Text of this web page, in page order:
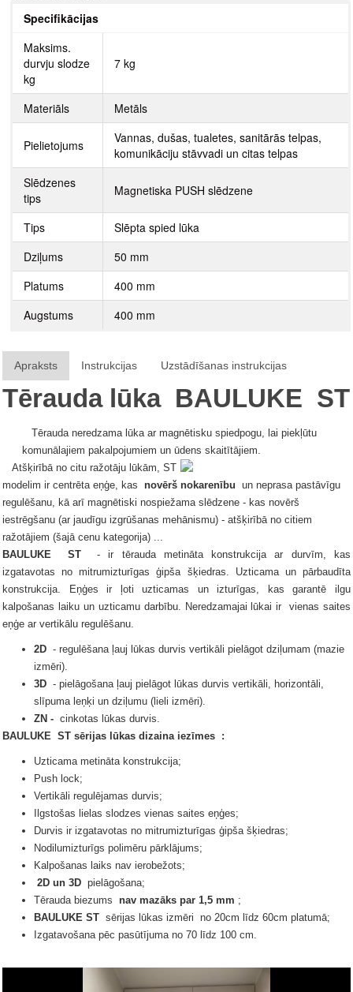
Specifikācijas
Maksims.
durvju slodze
kg
7 kg
Materiāls Metāls
Pielietojums
Vannas, dušas, tualetes, sanitārās telpas,
komunikāciju stāvvadi un citas telpas
Slēdzenes
tips
Magnetiska PUSH slēdzene
Tips
Slēpta spied lūka
Dziļums
50 mm
Platums
400 mm
Augstums
400 mm
Apraksts Instrukcijas Uzstādīšanas instrukcijas
Tērauda lūka BAULUKE ST
Tērauda neredzama lūka ar magnētisku spiedpogu, lai piekļūtu
komunālajiem pakalpojumiem un ūdens skaitītājiem.
Atšķirībā no citu ražotāju lūkām, ST
modelim ir centrēta eņģe, kas novērš nokarenību un neprasa pastāvīgu
regulēšanu, kā arī magnētiski nospiežama slēdzene - kas novērš
iestrēgšanu (ar jaudīgu izgrūšanas mehānismu) - atšķirībā no citiem
ražotājiem (šajā cenu kategorija) ...
BAULUKE
ST- ir tērauda metināta konstrukcija ar durvīm, kas
izgatavotas no mitrumizturīgas ģipša šķiedras. Uzticama un pārbaudīta
konstrukcija.
Eņģes ir ļoti uzticamas un izturīgas, kas garantē ilgu
kalpošanas laiku un uzticamu darbību. Neredzamajai lūkaiirvienas saites
eņģe ar vertikālu regulēšanu.
2D - regulēšana ļauj lūkas durvis vertikāli pielāgot dziļumam (mazie
izmēri).
3D - pielāgošana ļauj pielāgot lūkas durvis vertikāli, horizontāli,
slīpuma leņķi un dziļumu (lieli izmēri).
ZN - cinkotas lūkas durvis.
BAULUKE ST sērijas lūkas dizaina iezīmes :
Uzticama metināta konstrukcija;
Push lock;
Vertikāli regulējamas durvis;
Ilgstošas ​​lielas slodzes vienas saites eņģes;
Durvis ir izgatavotas no mitrumizturīgas ģipša šķiedras;
Nodilumizturīgs polimēru pārklājums;
Kalpošanas laiks nav ierobežots;
2D un 3D pielāgošana;
Tērauda biezums nav mazāks par 1,5 mm ;
BAULUKE ST sērijas lūkas izmēri no 20cm līdz 60cm platumā;
Izgatavošana pēc pasūtījuma no 70 līdz 100 cm.